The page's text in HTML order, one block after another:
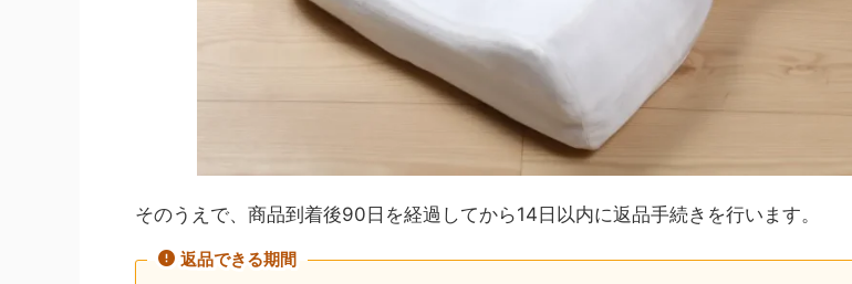
そのうえで、商品到着後90日を経過してから14日以内に返品手続きを行います。
返品できる期間